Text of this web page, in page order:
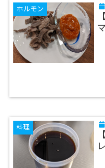
ホルモン
料理